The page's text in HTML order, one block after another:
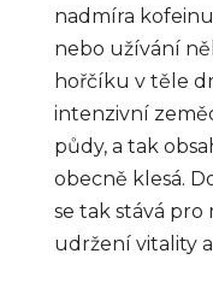
nadmíra
nebo užívání
hořčíku v těle
intenzivní
půdy, a tak
obecně klesá.
se tak stává
udržení vitality